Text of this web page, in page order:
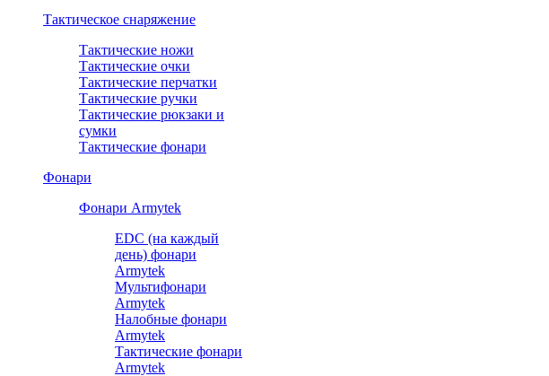
Тактическое снаряжение
Тактические ножи
Тактические очки
Тактические перчатки
Тактические ручки
Тактические рюкзаки и
сумки
Тактические фонари
Фонари
Фонари Armytek
EDC (на каждый
день) фонари
Armytek
Мультифонари
Armytek
Налобные фонари
Armytek
Тактические фонари
Armytek